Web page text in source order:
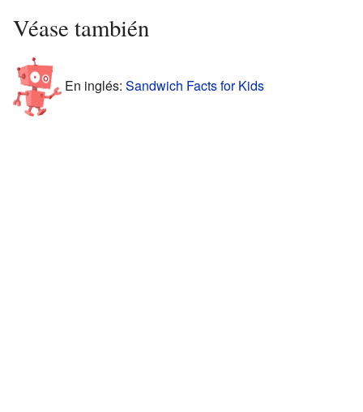
Véase también
En inglés: Sandwich Facts for Kids